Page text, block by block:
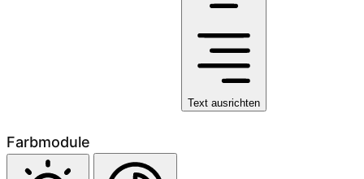
Text ausrichten
Farbmodule